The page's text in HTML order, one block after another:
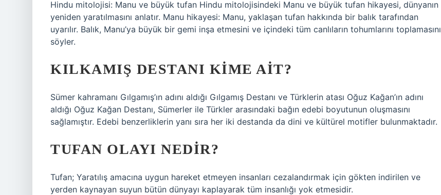
Hindu mitolojisi: Manu ve büyük tufan Hindu mitolojisindeki Manu ve büyük tufan hikayesi, dünyanın
yeniden yaratılmasını anlatır. Manu hikayesi: Manu, yaklaşan tufan hakkında bir balık tarafından
uyarılır. Balık, Manu’ya büyük bir gemi inşa etmesini ve içindeki tüm canlıların tohumlarını toplamasını
söyler.
KILKAMIŞ DESTANI KIME AIT?
Sümer kahramanı Gılgamış’ın adını aldığı Gılgamış Destanı ve Türklerin atası Oğuz Kağan’ın adını
aldığı Oğuz Kağan Destanı, Sümerler ile Türkler arasındaki bağın edebi boyutunun oluşmasını
sağlamıştır. Edebi benzerliklerin yanı sıra her iki destanda da dini ve kültürel motifler bulunmaktadır.
TUFAN OLAYI NEDIR?
Tufan; Yaratılış amacına uygun hareket etmeyen insanları cezalandırmak için gökten indirilen ve
yerden kaynayan suyun bütün dünyayı kaplayarak tüm insanlığı yok etmesidir.